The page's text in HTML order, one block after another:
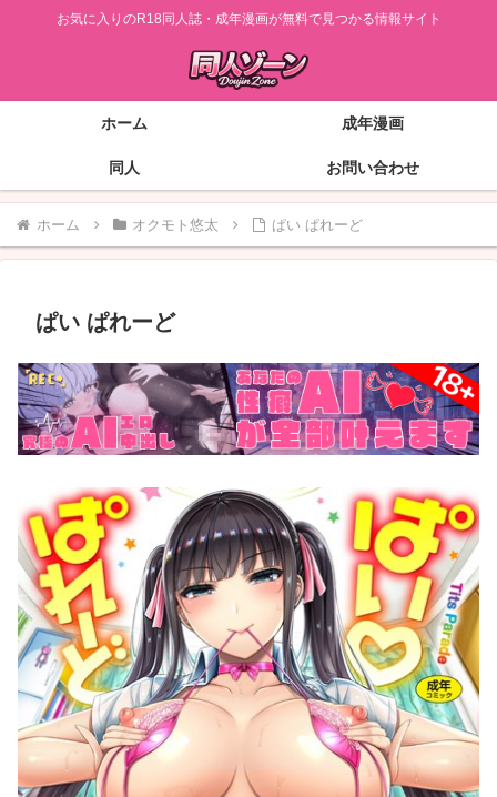
お気に入りのR18同人誌・成年漫画が無料で見つかる情報サイト
ホーム 成年漫画
同人 お問い合わせ
ホーム オクモト悠太 ぱい ぱれーど
ぱい ぱれーど